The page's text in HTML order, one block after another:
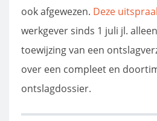
ook afgewezen. Deze
werkgever sinds 1 juli jl.
toewijzing van een
over een compleet en
ontslagdossier.